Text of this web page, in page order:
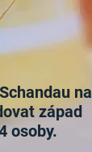
na
západ
osoby.